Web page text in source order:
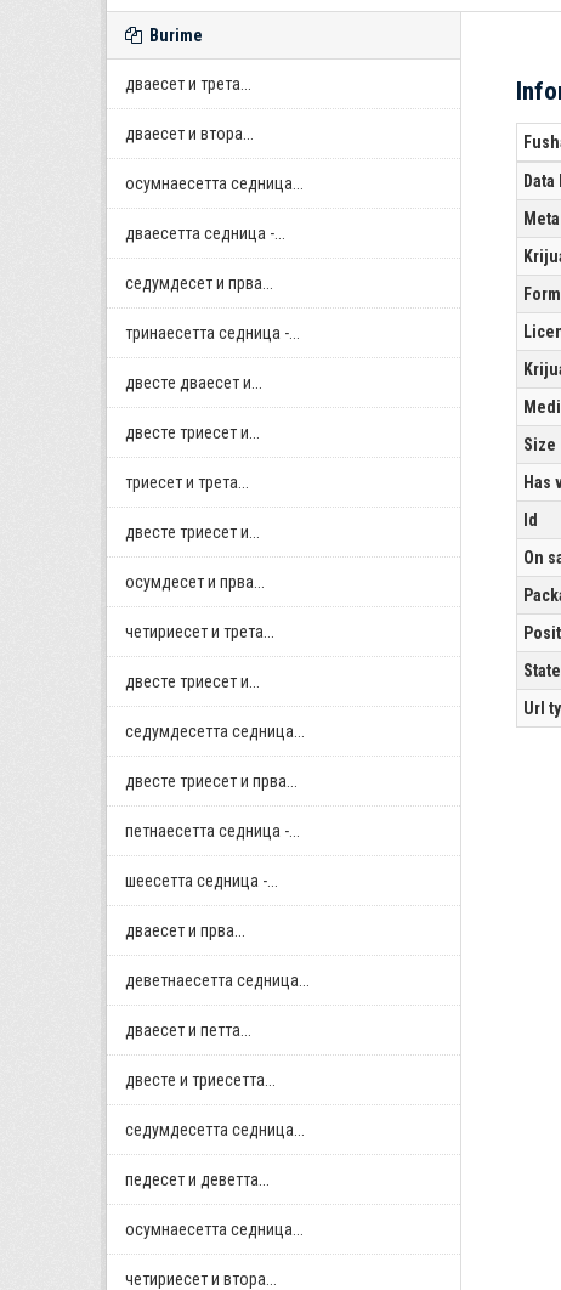
Burime
дваесет и трета...
дваесет и втора...
осумнaесетта седница...
дваесетта седница -...
седумдесет и прва...
тринаесетта седница -...
двестe дваесет и...
двестe триесет и...
триесет и трета...
двестe триесет и...
осумдесет и прва...
четириесет и трета...
двестe триесет и...
седумдесетта седница...
двестe триесет и прва...
петнаесетта седница -...
шеесетта седница -...
дваесет и прва...
деветнаесетта седница...
дваесет и петта...
двестe и триесетта...
седумдесетта седница...
педесет и деветта...
осумнaесетта седница...
четириесет и втора...
Size
Has
Id
On
State
Url